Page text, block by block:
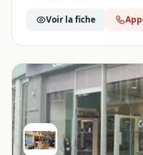
Voir la fiche